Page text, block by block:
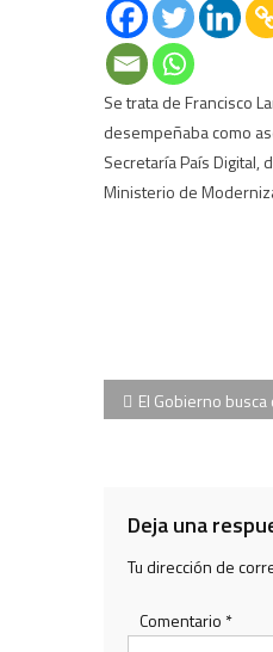
Se trata de Francisco
desempeñaba como
Secretaría País Digital,
Ministerio de
El Gobierno busca crear una reserva de las
Deja una
Tu dirección de
Comentario *